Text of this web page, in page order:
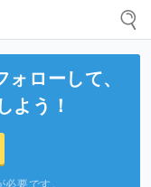
ォローして、
よう！
要です。